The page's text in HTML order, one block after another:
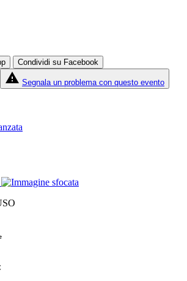
Condividi su Facebook
report_problem Segnala un problema con questo evento